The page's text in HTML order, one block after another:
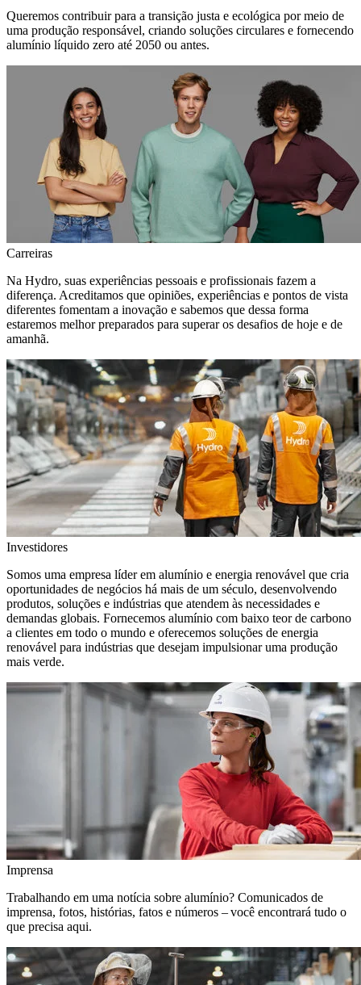
Queremos contribuir para a transição justa e ecológica por meio de
uma produção responsável, criando soluções circulares e fornecendo
alumínio líquido zero até 2050 ou antes.
Carreiras
Na Hydro, suas experiências pessoais e profissionais fazem a
diferença. Acreditamos que opiniões, experiências e pontos de vista
diferentes fomentam a inovação e sabemos que dessa forma
estaremos melhor preparados para superar os desafios de hoje e de
amanhã.
Investidores
Somos uma empresa líder em alumínio e energia renovável que cria
oportunidades de negócios há mais de um século, desenvolvendo
produtos, soluções e indústrias que atendem às necessidades e
demandas globais. Fornecemos alumínio com baixo teor de carbono
a clientes em todo o mundo e oferecemos soluções de energia
renovável para indústrias que desejam impulsionar uma produção
mais verde.
Imprensa
Trabalhando em uma notícia sobre alumínio? Comunicados de
imprensa, fotos, histórias, fatos e números – você encontrará tudo o
que precisa aqui.